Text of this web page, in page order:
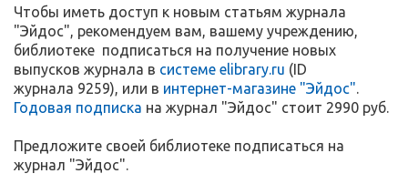
Чтобы иметь доступ к новым статьям журнала
"Эйдос", рекомендуем вам, вашему учреждению,
библиотеке подписаться на получение новых
выпусков журнала в системе elibrary.ru (ID
журнала 9259), или в интернет-магазине "Эйдос".
Годовая подписка на журнал "Эйдос" стоит 2990 руб.
Предложите своей библиотеке подписаться на
журнал "Эйдос".